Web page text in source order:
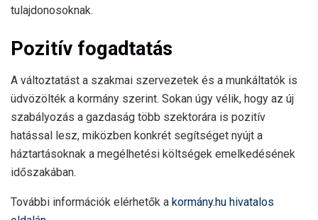
tulajdonosoknak.
Pozitív fogadtatás
A változtatást a szakmai szervezetek és a munkáltatók is
üdvözölték a kormány szerint. Sokan úgy vélik, hogy az új
szabályozás a gazdaság több szektorára is pozitív
hatással lesz, miközben konkrét segítséget nyújt a
háztartásoknak a megélhetési költségek emelkedésének
időszakában.
További információk elérhetők a kormány.hu hivatalos